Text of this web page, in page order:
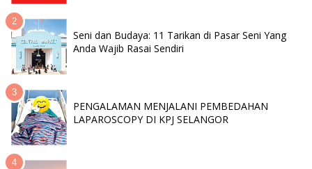
Seni dan Budaya: 11 Tarikan di Pasar Seni Yang
Anda Wajib Rasai Sendiri
PENGALAMAN MENJALANI PEMBEDAHAN
LAPAROSCOPY DI KPJ SELANGOR